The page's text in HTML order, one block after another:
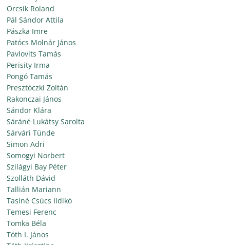
Orcsik Roland
Pál Sándor Attila
Pászka Imre
Patócs Molnár János
Pavlovits Tamás
Perisity Irma
Pongó Tamás
Presztóczki Zoltán
Rakonczai János
Sándor Klára
Sáráné Lukátsy Sarolta
Sárvári Tünde
Simon Adri
Somogyi Norbert
Szilágyi Bay Péter
Szolláth Dávid
Tallián Mariann
Tasiné Csúcs Ildikó
Temesi Ferenc
Tomka Béla
Tóth I. János